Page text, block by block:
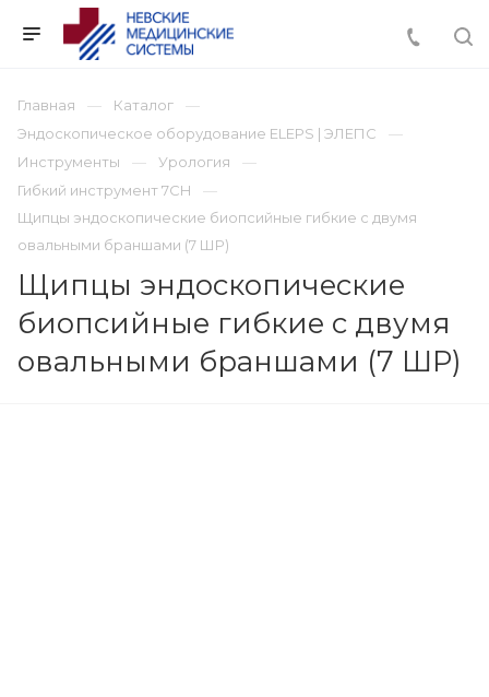
Главная
Каталог
Эндоскопическое оборудование ELEPS | ЭЛЕПС
Инструменты
Урология
Гибкий инструмент 7CH
Щипцы эндоскопические биопсийные гибкие с двумя
овальными браншами (7 ШР)
Щипцы эндоскопические
биопсийные гибкие с двумя
овальными браншами (7 ШР)